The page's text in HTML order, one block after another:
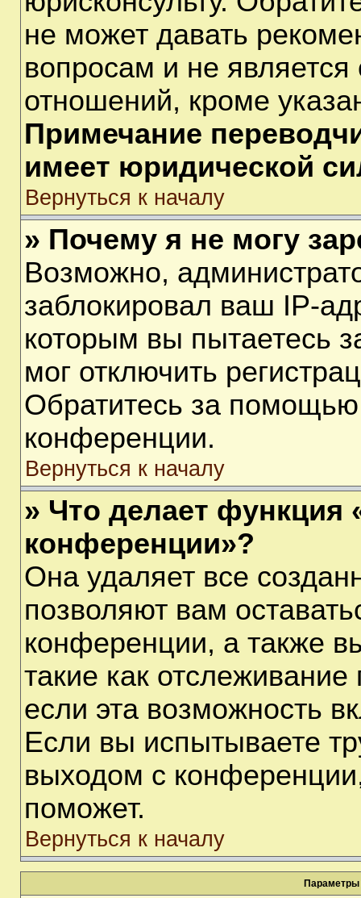
не может давать
вопросам и не
отношений, кроме
Примечание
имеет юридической
Вернуться к началу
» Почему я не могу
Возможно,
заблокировал ваш IP-
которым вы пытаетесь
мог отключить
Обратитесь за помощью
конференции.
Вернуться к началу
» Что делает функция
конференции»?
Она удаляет все
позволяют вам
конференции, а также
такие как
если эта возможность
Если вы испытываете
выходом с
поможет.
Вернуться к началу
Параметры